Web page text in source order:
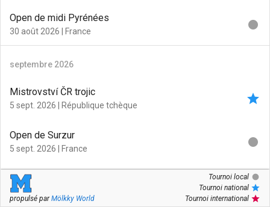
Open de midi Pyrénées
30 août 2026 | France fiber_manual_record
septembre 2026
Mistrovství ČR trojic
5 sept. 2026 | République tchèque star
Open de Surzur
5 sept. 2026 | France fiber_manual_record
Berlin Mölkky Open
5 sept. 2026 fiber_manual_record
propulsé parMölkky World
Tournoi local fiber_manual_record
Tournoi national star
Tournoi international star